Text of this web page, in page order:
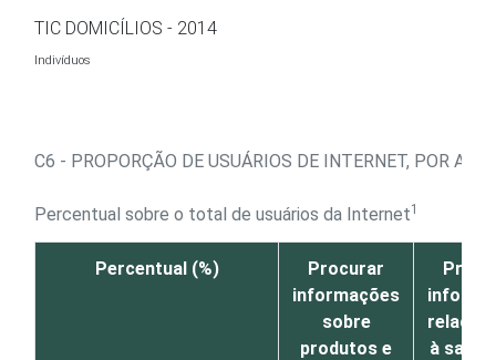
Ir para o conteúdo
TIC DOMICÍLIOS - 2014
Indivíduos
C6 - PROPORÇÃO DE USUÁRIOS DE INTERNET, POR
Percentual sobre o total de usuários da Internet1
Percentual (%)
Procurar
informações
sobre
produtos e
à